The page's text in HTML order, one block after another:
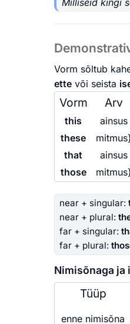
Milliseid kingi
Vorm sõltub
ette või seista
Vorm Arv
this ainsus
these
that
ainsus
those
near + singular:
near + plural:
far + singular:
far + plural:
Nimisõnaga ja
Tüüp
enne nimisõna